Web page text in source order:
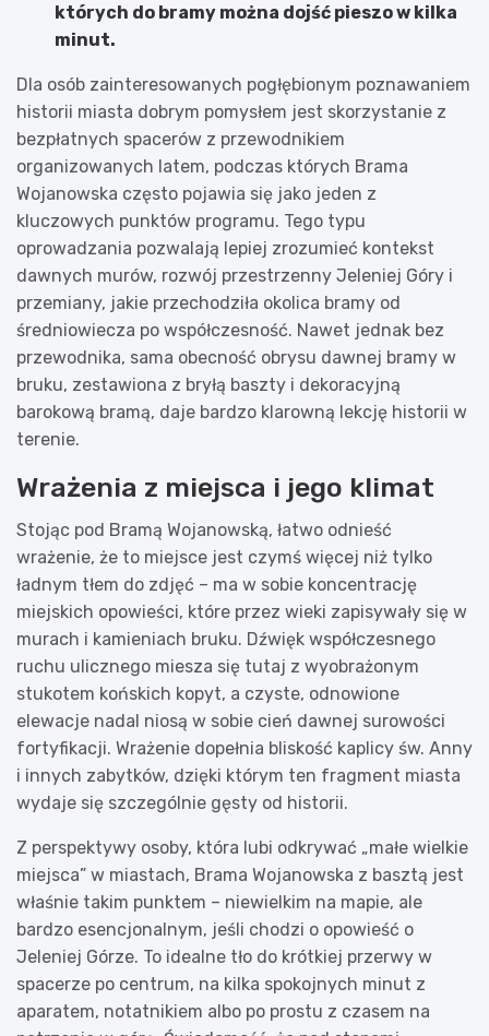
których do bramy można dojść pieszo w kilka
minut.
Dla osób zainteresowanych pogłębionym poznawaniem
historii miasta dobrym pomysłem jest skorzystanie z
bezpłatnych spacerów z przewodnikiem
organizowanych latem, podczas których Brama
Wojanowska często pojawia się jako jeden z
kluczowych punktów programu. Tego typu
oprowadzania pozwalają lepiej zrozumieć kontekst
dawnych murów, rozwój przestrzenny Jeleniej Góry i
przemiany, jakie przechodziła okolica bramy od
średniowiecza po współczesność. Nawet jednak bez
przewodnika, sama obecność obrysu dawnej bramy w
bruku, zestawiona z bryłą baszty i dekoracyjną
barokową bramą, daje bardzo klarowną lekcję historii w
terenie.
Wrażenia z miejsca i jego klimat
Stojąc pod Bramą Wojanowską, łatwo odnieść
wrażenie, że to miejsce jest czymś więcej niż tylko
ładnym tłem do zdjęć – ma w sobie koncentrację
miejskich opowieści, które przez wieki zapisywały się w
murach i kamieniach bruku. Dźwięk współczesnego
ruchu ulicznego miesza się tutaj z wyobrażonym
stukotem końskich kopyt, a czyste, odnowione
elewacje nadal niosą w sobie cień dawnej surowości
fortyfikacji. Wrażenie dopełnia bliskość kaplicy św. Anny
i innych zabytków, dzięki którym ten fragment miasta
wydaje się szczególnie gęsty od historii.
Z perspektywy osoby, która lubi odkrywać „małe wielkie
miejsca” w miastach, Brama Wojanowska z basztą jest
właśnie takim punktem – niewielkim na mapie, ale
bardzo esencjonalnym, jeśli chodzi o opowieść o
Jeleniej Górze. To idealne tło do krótkiej przerwy w
spacerze po centrum, na kilka spokojnych minut z
aparatem, notatnikiem albo po prostu z czasem na